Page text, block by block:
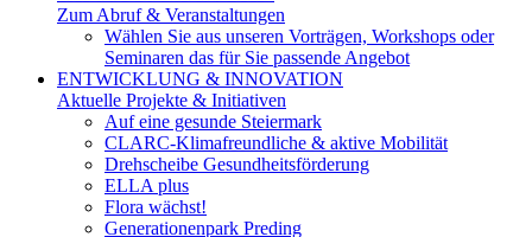
Zum Abruf & Veranstaltungen
Wählen Sie aus unseren Vorträgen, Workshops oder
Seminaren das für Sie passende Angebot
ENTWICKLUNG & INNOVATION
Aktuelle Projekte & Initiativen
Auf eine gesunde Steiermark
CLARC-Klimafreundliche & aktive Mobilität
Drehscheibe Gesundheitsförderung
ELLA plus
Flora wächst!
Generationenpark Preding